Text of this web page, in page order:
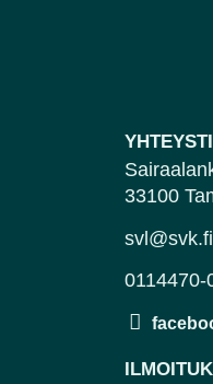
33100
svl@svk.fi
0114470-